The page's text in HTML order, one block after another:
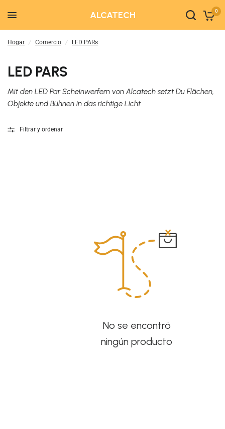
ALCATECH 0
Hogar / Comercio / LED PARs
LED PARS
Mit den LED Par Scheinwerfern von Alcatech setzt Du Flächen,
Objekte und Bühnen in das richtige Licht.
Filtrar y ordenar
No se encontró
ningún producto